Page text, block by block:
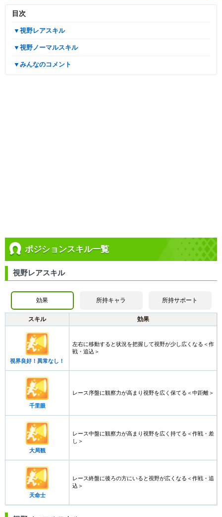
目次
▼視野レアスキル
▼視野ノーマルスキル
▼みんなのコメント
ポジションスキル一覧
視野レアスキル
効果 所持キャラ 所持サポート
スキル 効果
視界良好！異常なし！
左右に移動すると状況を把握して視野が少し広くなる＜作
戦・追込＞
千里眼
レース序盤に観察力が高まり視野を広く保てる＜中距離＞
大局観
レース中盤に観察力が高まり視野を広く持てる＜作戦・差
し＞
天命士
レース終盤に後ろの方にいると視野が広くなる＜作戦・追
込＞